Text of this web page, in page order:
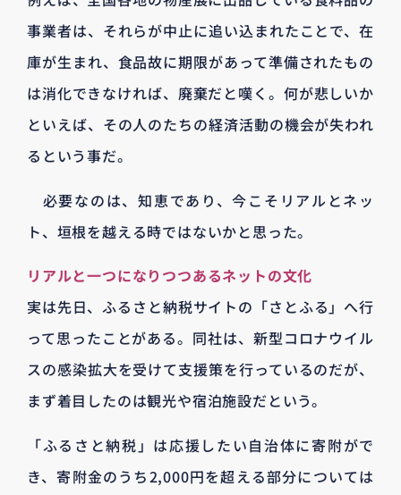
事業者は、それらが中止に追い込まれたことで、在
庫が生まれ、食品故に期限があって準備されたもの
は消化できなければ、廃棄だと嘆く。何が悲しいか
といえば、その人のたちの経済活動の機会が失われ
るという事だ。
必要なのは、知恵であり、今こそリアルとネッ
ト、垣根を越える時ではないかと思った。
リアルと一つになりつつあるネットの文化
実は先日、ふるさと納税サイトの「さとふる」へ行
って思ったことがある。同社は、新型コロナウイル
スの感染拡大を受けて支援策を行っているのだが、
まず着目したのは観光や宿泊施設だという。
「ふるさと納税」は応援したい自治体に寄附がで
き、寄附金のうち2,000円を超える部分については